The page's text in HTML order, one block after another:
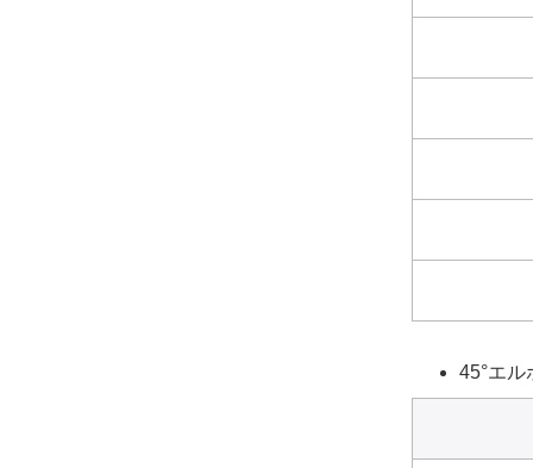
45°エ